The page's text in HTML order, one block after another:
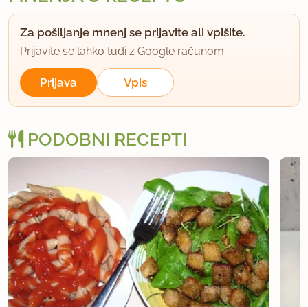
Za pošiljanje mnenj se prijavite ali vpišite.
Prijavite se lahko tudi z Google računom.
Prijava Vpis
PODOBNI RECEPTI